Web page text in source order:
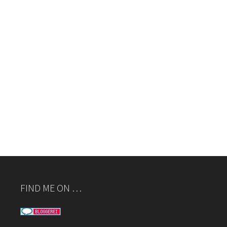
FIND ME ON …